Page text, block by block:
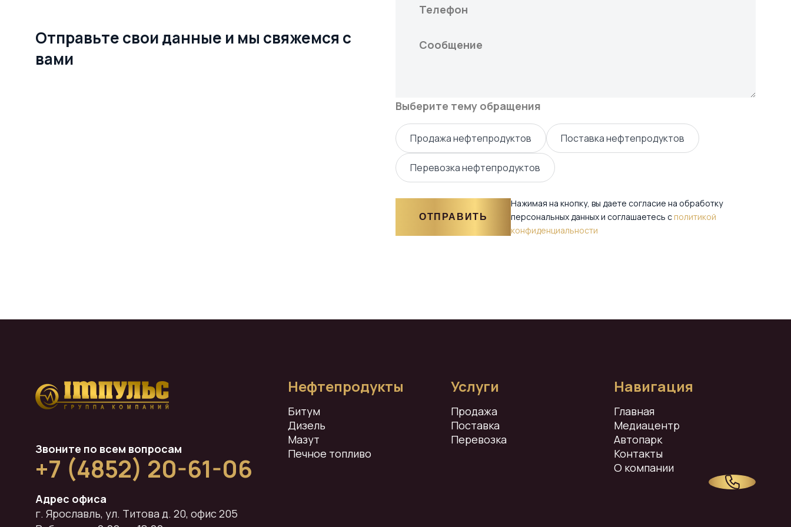
Нажимая на кнопку, вы даете согласие на обработку
персональных данных и соглашаетесь cполитикой
Отправьте свои данные и мы свяжемся с
вами
Выберите тему обращения
Продажа нефтепродуктов Поставка нефтепродуктов
Перевозка нефтепродуктов
ОТПРАВИТЬ
Нажимая на кнопку, вы даете согласие на обработку
персональных данных и соглашаетесь c политикой
конфиденциальности
Звоните по всем вопросам
+7 (4852) 20-61-06
Адрес офиса
г. Ярославль, ул. Титова д. 20, офис 205
Нефтепродукты
Битум
Дизель
Мазут
Печное топливо
Услуги
Продажа
Поставка
Перевозка
Навигация
Главная
Медиацентр
Автопарк
Контакты
О компании